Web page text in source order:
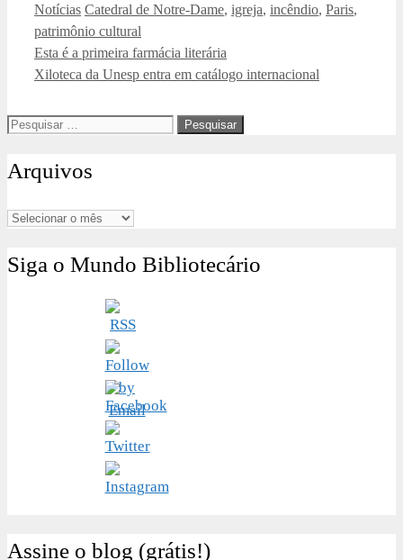
Categorias
Notícias Tags
Catedral de Notre-Dame, igreja, incêndio, Paris,
patrimônio cultural
Esta é a primeira farmácia literária
Xiloteca da Unesp entra em catálogo internacional
Pesquisar
Arquivos
Arquivos
Siga o Mundo Bibliotecário
Assine o blog (grátis!)